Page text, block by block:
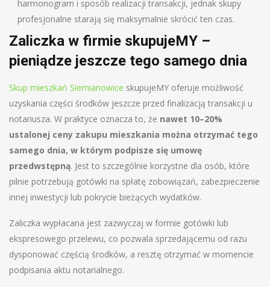
harmonogram i sposób realizacji transakcji, jednak skupy
profesjonalne starają się maksymalnie skrócić ten czas.
Zaliczka w firmie skupujeMY –
pieniądze jeszcze tego samego dnia
Skup mieszkań Siemianowice skupujeMY oferuje możliwość
uzyskania części środków jeszcze przed finalizacją transakcji u
notariusza. W praktyce oznacza to, że nawet 10–20%
ustalonej ceny zakupu mieszkania można otrzymać tego
samego dnia, w którym podpisze się umowę
przedwstępną. Jest to szczególnie korzystne dla osób, które
pilnie potrzebują gotówki na spłatę zobowiązań, zabezpieczenie
innej inwestycji lub pokrycie bieżących wydatków.
Zaliczka wypłacana jest zazwyczaj w formie gotówki lub
ekspresowego przelewu, co pozwala sprzedającemu od razu
dysponować częścią środków, a resztę otrzymać w momencie
podpisania aktu notarialnego.